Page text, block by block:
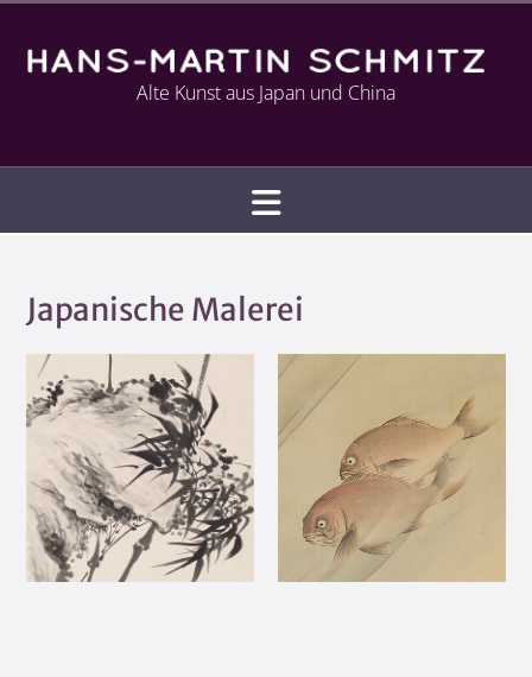
Alte Kunst aus Japan und China
Japanische Malerei